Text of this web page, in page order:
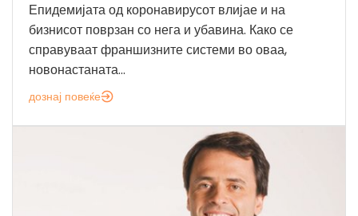
Епидемијата од коронавирусот влијае и на
бизнисот поврзан со нега и убавина. Како се
справуваат франшизните системи во оваа,
новонастаната...
дознај повеќе